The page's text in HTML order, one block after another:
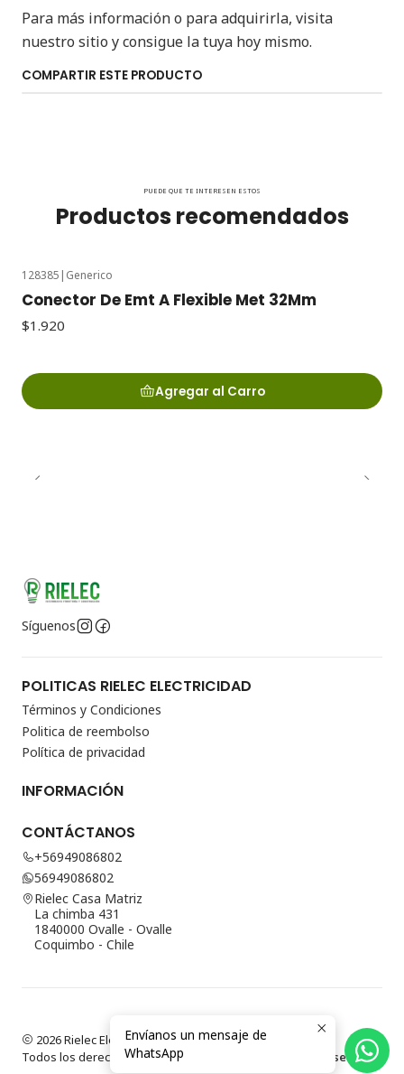
Para más información o para adquirirla, visita
nuestro sitio y consigue la tuya hoy mismo.
COMPARTIR ESTE PRODUCTO
PUEDE QUE TE INTERESEN ESTOS
Productos recomendados
128385 | Generico
Conector De Emt A Flexible Met 32Mm
$1.920
Agregar al Carro
Síguenos
POLITICAS RIELEC ELECTRICIDAD
Términos y Condiciones
Politica de reembolso
Política de privacidad
INFORMACIÓN
CONTÁCTANOS
+56949086802
56949086802
Rielec Casa Matriz
La chimba 431
1840000 Ovalle - Ovalle
Coquimbo - Chile
2026 Rielec Electricidad.
Todos los derechos reservados.
Desarrollado por Jumpseller.
Envíanos un mensaje de
WhatsApp